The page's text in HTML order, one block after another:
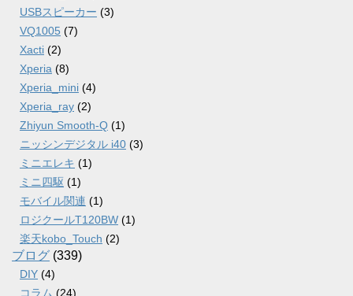
USBスピーカー (3)
VQ1005 (7)
Xacti (2)
Xperia (8)
Xperia_mini (4)
Xperia_ray (2)
Zhiyun Smooth-Q (1)
ニッシンデジタル i40 (3)
ミニエレキ (1)
ミニ四駆 (1)
モバイル関連 (1)
ロジクールT120BW (1)
楽天kobo_Touch (2)
ブログ (339)
DIY (4)
コラム (24)